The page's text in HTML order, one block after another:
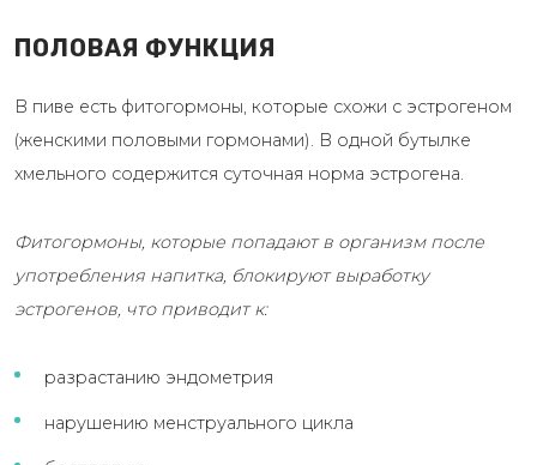
ПОЛОВАЯ ФУНКЦИЯ
В пиве есть фитогормоны, которые схожи с эстрогеном
(женскими половыми гормонами). В одной бутылке
хмельного содержится суточная норма эстрогена.
Фитогормоны, которые попадают в организм после
употребления напитка, блокируют выработку
эстрогенов, что приводит к:
разрастанию эндометрия
нарушению менструального цикла